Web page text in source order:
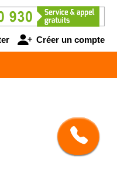
Créer un compte